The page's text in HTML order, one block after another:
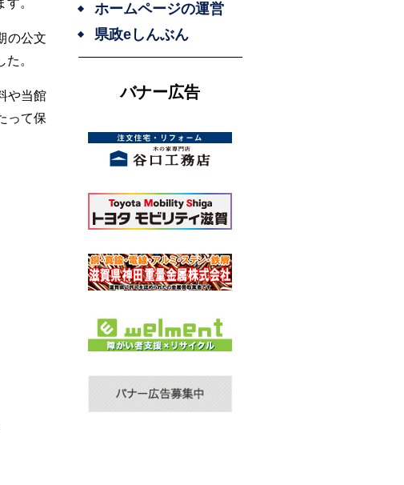
。
の公文
。
や当館
って保
ホームページの運営
県政eしんぶん
バナー広告